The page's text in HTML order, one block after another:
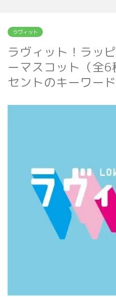
ラヴィット
ラヴィット！ラッ
ーマスコット（全
セントのキーワード